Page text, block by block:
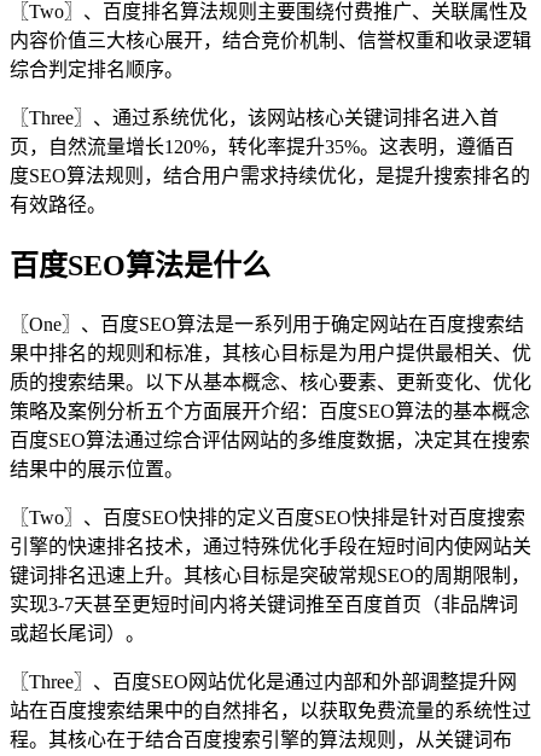
〖Two〗、百度排名算法规则主要围绕付费推广、关联属性及
内容价值三大核心展开，结合竞价机制、信誉权重和收录逻辑
综合判定排名顺序。
〖Three〗、通过系统优化，该网站核心关键词排名进入首
页，自然流量增长120%，转化率提升35%。这表明，遵循百
度SEO算法规则，结合用户需求持续优化，是提升搜索排名的
有效路径。
百度SEO算法是什么
〖One〗、百度SEO算法是一系列用于确定网站在百度搜索结
果中排名的规则和标准，其核心目标是为用户提供最相关、优
质的搜索结果。以下从基本概念、核心要素、更新变化、优化
策略及案例分析五个方面展开介绍：百度SEO算法的基本概念
百度SEO算法通过综合评估网站的多维度数据，决定其在搜索
结果中的展示位置。
〖Two〗、百度SEO快排的定义百度SEO快排是针对百度搜索
引擎的快速排名技术，通过特殊优化手段在短时间内使网站关
键词排名迅速上升。其核心目标是突破常规SEO的周期限制，
实现3-7天甚至更短时间内将关键词推至百度首页（非品牌词
或超长尾词）。
〖Three〗、百度SEO网站优化是通过内部和外部调整提升网
站在百度搜索结果中的自然排名，以获取免费流量的系统性过
程。其核心在于结合百度搜索引擎的算法规则，从关键词布